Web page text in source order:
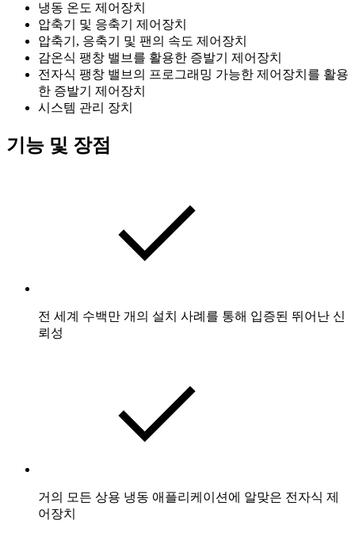
냉동 온도 제어장치
압축기 및 응축기 제어장치
압축기, 응축기 및 팬의 속도 제어장치
감온식 팽창 밸브를 활용한 증발기 제어장치
전자식 팽창 밸브의 프로그래밍 가능한 제어장치를 활용
한 증발기 제어장치
시스템 관리 장치
기능 및 장점
전 세계 수백만 개의 설치 사례를 통해 입증된 뛰어난 신
뢰성
거의 모든 상용 냉동 애플리케이션에 알맞은 전자식 제
어장치